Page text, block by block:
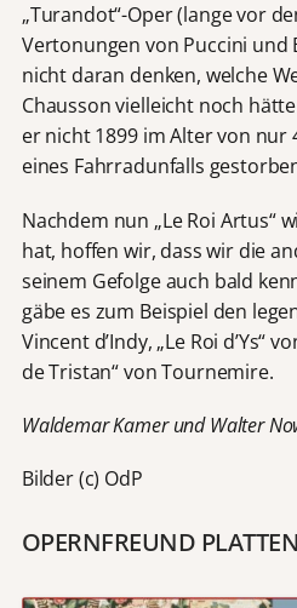
„Turandot“-Oper (lange vor
Vertonungen von Puccini und
nicht daran denken, welche
Chausson vielleicht noch
er nicht 1899 im Alter von nur
eines Fahrradunfalls
Nachdem nun „Le Roi Artus“
hat, hoffen wir, dass wir die
seinem Gefolge auch bald
gäbe es zum Beispiel den
Vincent d’Indy, „Le Roi d’Ys“
de Tristan“ von Tournemire.
Waldemar Kamer und Walter
Bilder (c) OdP
OPERNFREUND